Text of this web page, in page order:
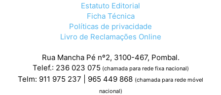
Estatuto Editorial
Ficha Técnica
Políticas de privacidade
Livro de Reclamações Online
Rua Mancha Pé nº2, 3100-467, Pombal.
Telef.: 236 023 075 (chamada para rede fixa nacional)
Telm: 911 975 237 | 965 449 868 (chamada para rede móvel
nacional)